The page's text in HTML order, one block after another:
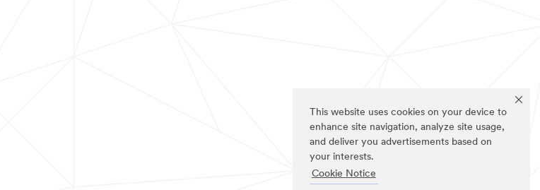
This website uses cookies on your device to
enhance site navigation, analyze site usage,
and deliver you advertisements based on
your interests.
Cookie Notice